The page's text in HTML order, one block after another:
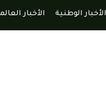
الأخبار الوطنية الأخبار